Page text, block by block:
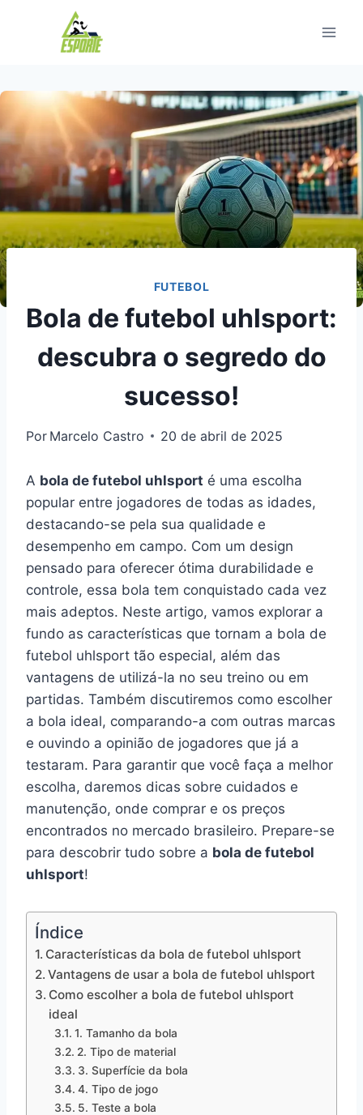
FUTEBOL
Bola de futebol uhlsport:
descubra o segredo do
sucesso!
Por Marcelo Castro 20 de abril de 2025
A bola de futebol uhlsport é uma escolha
popular entre jogadores de todas as idades,
destacando-se pela sua qualidade e
desempenho em campo. Com um design
pensado para oferecer ótima durabilidade e
controle, essa bola tem conquistado cada vez
mais adeptos. Neste artigo, vamos explorar a
fundo as características que tornam a bola de
futebol uhlsport tão especial, além das
vantagens de utilizá-la no seu treino ou em
partidas. Também discutiremos como escolher
a bola ideal, comparando-a com outras marcas
e ouvindo a opinião de jogadores que já a
testaram. Para garantir que você faça a melhor
escolha, daremos dicas sobre cuidados e
manutenção, onde comprar e os preços
encontrados no mercado brasileiro. Prepare-se
para descobrir tudo sobre a bola de futebol
uhlsport!
Índice
Características da bola de futebol uhlsport
Vantagens de usar a bola de futebol uhlsport
Como escolher a bola de futebol uhlsport
ideal
1. Tamanho da bola
2. Tipo de material
3. Superfície da bola
4. Tipo de jogo
5. Teste a bola